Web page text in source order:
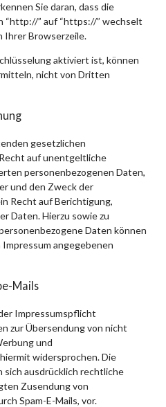
Sie daran, dass die
“http://” auf “https://” wechselt
Ihrer Browserzeile.
aktiviert ist, können
nicht von Dritten
gesetzlichen
auf unentgeltliche
personenbezogenen Daten,
und den Zweck der
Recht auf Berichtigung,
Daten. Hierzu sowie zu
Daten können
angegebenen
Mails
Impressumspflicht
zur Übersendung von nicht
und
widersprochen. Die
ausdrücklich rechtliche
Zusendung von
Spam-E-Mails, vor.